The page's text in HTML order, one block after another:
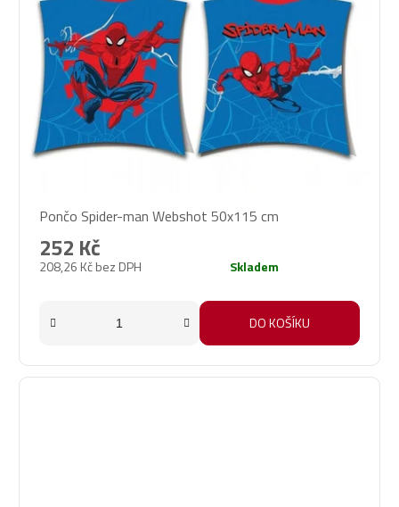
Pončo Spider-man Webshot 50x115 cm
208,26 Kč bez DPH
252 Kč
Skladem
DO KOŠÍKU